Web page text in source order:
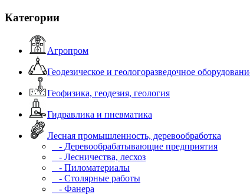
Категории
Агропром
Геодезическое и геологоразведочное
Геофизика, геодезия, геология
Гидравлика и пневматика
Лесная промышленность, деревообработка
- Деревообрабатывающие предприятия
- Лесничества, лесхоз
- Пиломатериалы
- Столярные работы
- Фанера